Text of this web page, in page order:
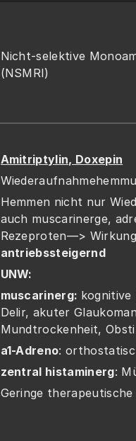
Nicht-selektive
(NSMRI)
Amitriptylin, Doxepin
Hemmen nicht nur
auch muscarinerge,
Rezeproten—>
antriebssteigernd
UNW:
muscarinerg: kognitive
Delir, akuter
Mundtrockenheit,
a1-Adreno:
zentral histaminerg:
Geringe